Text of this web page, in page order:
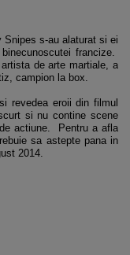
s-au alaturat si ei
francize.
de arte martiale, a
campion la box.
revedea eroii din filmul
si nu contine scene
actiune. Pentru a afla
sa astepte pana in
2014.